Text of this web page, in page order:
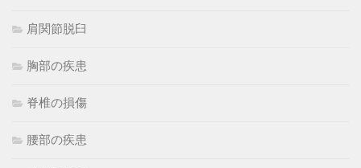
肩関節脱臼
胸部の疾患
脊椎の損傷
腰部の疾患